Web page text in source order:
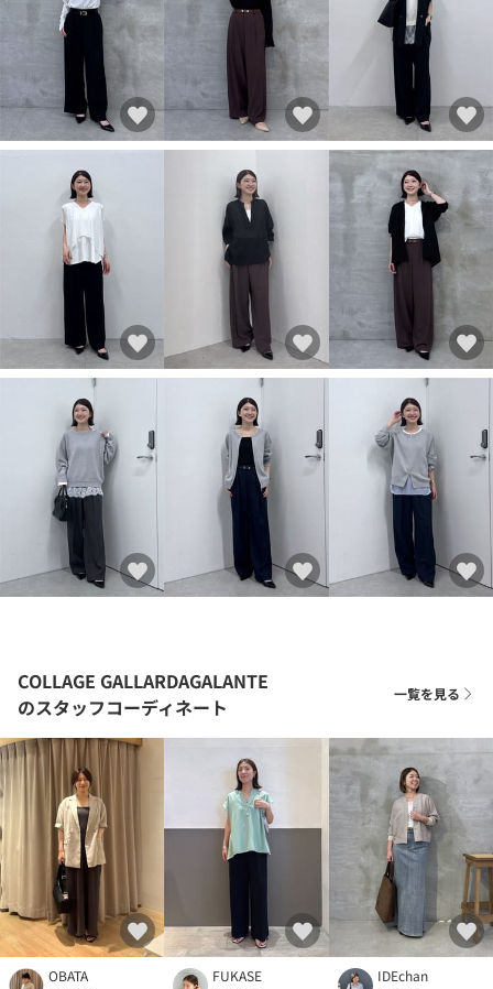
COLLAGE GALLARDAGALANTE
のスタッフコーディネート
一覧を見る
OBATA
FUKASE
IDEchan